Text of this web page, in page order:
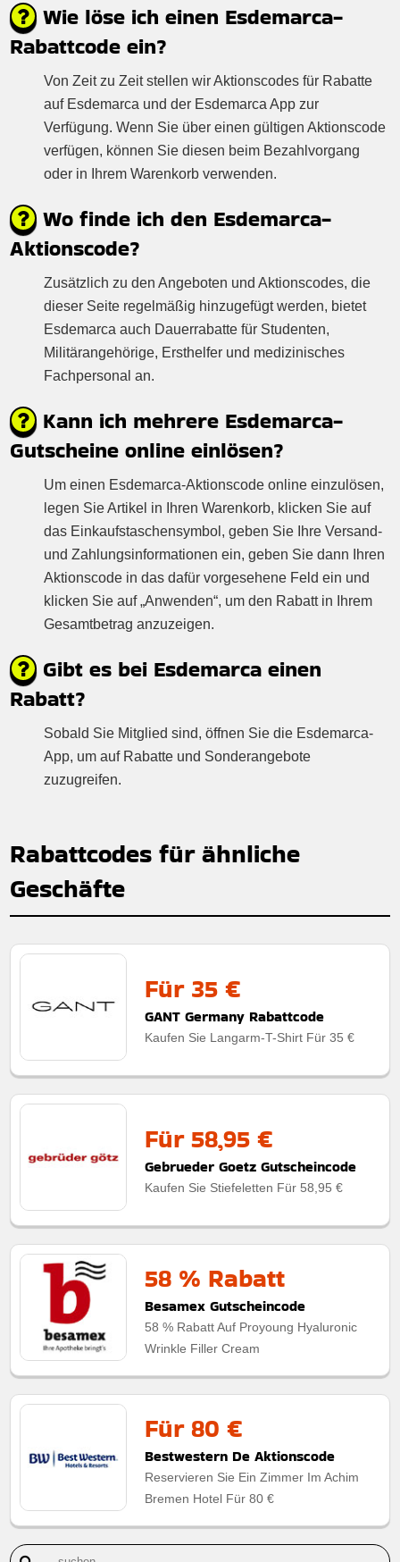
Wie löse ich einen Esdemarca-
Rabattcode ein?
Von Zeit zu Zeit stellen wir Aktionscodes für Rabatte
auf Esdemarca und der Esdemarca App zur
Verfügung. Wenn Sie über einen gültigen Aktionscode
verfügen, können Sie diesen beim Bezahlvorgang
oder in Ihrem Warenkorb verwenden.
Wo finde ich den Esdemarca-
Aktionscode?
Zusätzlich zu den Angeboten und Aktionscodes, die
dieser Seite regelmäßig hinzugefügt werden, bietet
Esdemarca auch Dauerrabatte für Studenten,
Militärangehörige, Ersthelfer und medizinisches
Fachpersonal an.
Kann ich mehrere Esdemarca-
Gutscheine online einlösen?
Um einen Esdemarca-Aktionscode online einzulösen,
legen Sie Artikel in Ihren Warenkorb, klicken Sie auf
das Einkaufstaschensymbol, geben Sie Ihre Versand-
und Zahlungsinformationen ein, geben Sie dann Ihren
Aktionscode in das dafür vorgesehene Feld ein und
klicken Sie auf „Anwenden“, um den Rabatt in Ihrem
Gesamtbetrag anzuzeigen.
Gibt es bei Esdemarca einen
Rabatt?
Sobald Sie Mitglied sind, öffnen Sie die Esdemarca-
App, um auf Rabatte und Sonderangebote
zuzugreifen.
Rabattcodes für ähnliche
Geschäfte
Für 35 €
GANT Germany Rabattcode
Kaufen Sie Langarm-T-Shirt Für 35 €
Für 58,95 €
Gebrueder Goetz Gutscheincode
Kaufen Sie Stiefeletten Für 58,95 €
58 % Rabatt
Besamex Gutscheincode
58 % Rabatt Auf Proyoung Hyaluronic
Wrinkle Filler Cream
Für 80 €
Bestwestern De Aktionscode
Reservieren Sie Ein Zimmer Im Achim
Bremen Hotel Für 80 €